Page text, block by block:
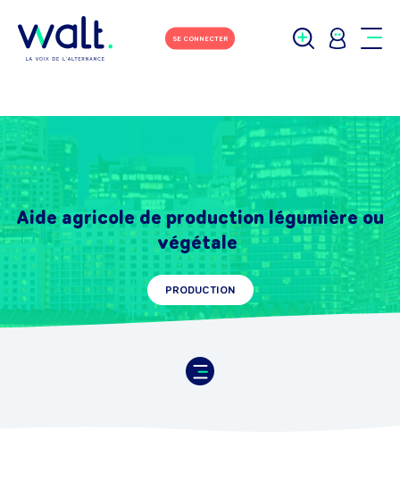
SE CONNECTER
Aide agricole de production légumière ou
végétale
PRODUCTION